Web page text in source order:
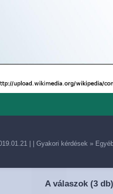
Gyakori kérdések »
A válaszok (3 db)